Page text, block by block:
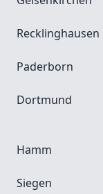
Recklinghausen
Paderborn
Dortmund
Hamm
Siegen